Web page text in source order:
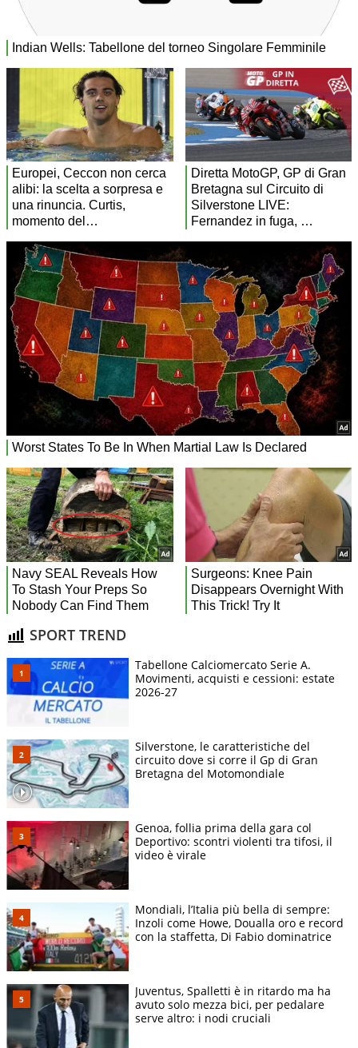
SPORT TREND
Tabellone Calciomercato Serie A.
Movimenti, acquisti e cessioni: estate
2026-27
Silverstone, le caratteristiche del
circuito dove si corre il Gp di Gran
Bretagna del Motomondiale
Genoa, follia prima della gara col
Deportivo: scontri violenti tra tifosi, il
video è virale
Mondiali, l’Italia più bella di sempre:
Inzoli come Howe, Doualla oro e record
con la staffetta, Di Fabio dominatrice
Juventus, Spalletti è in ritardo ma ha
avuto solo mezza bici, per pedalare
serve altro: i nodi cruciali